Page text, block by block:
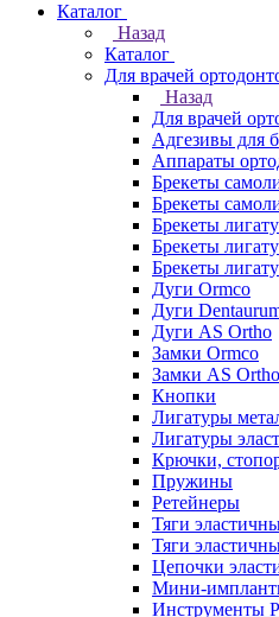
Каталог
Назад
Каталог
Для врачей
Назад
Для врачей
Адгезивы для
Аппараты
Брекеты
Брекеты
Брекеты
Брекеты
Брекеты
Дуги Ormco
Дуги
Дуги AS Ortho
Замки Ormco
Замки AS Ortho
Кнопки
Лигатуры
Лигатуры
Крючки,
Пружины
Ретейнеры
Тяги
Тяги
Цепочки
Мини-
Инструменты